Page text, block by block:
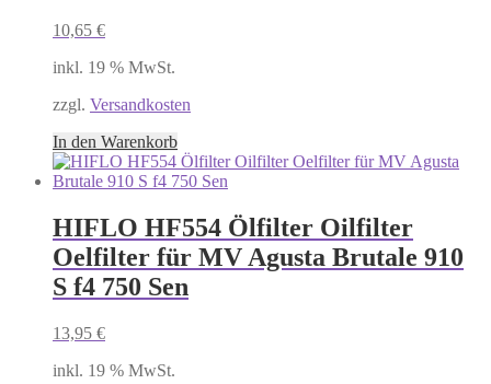
10,65 €
inkl. 19 % MwSt.
zzgl. Versandkosten
In den Warenkorb
HIFLO HF554 Ölfilter Oilfilter
Oelfilter für MV Agusta Brutale 910
S f4 750 Sen
13,95 €
inkl. 19 % MwSt.